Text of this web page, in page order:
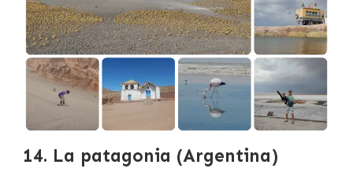
14. La patagonia (Argentina)